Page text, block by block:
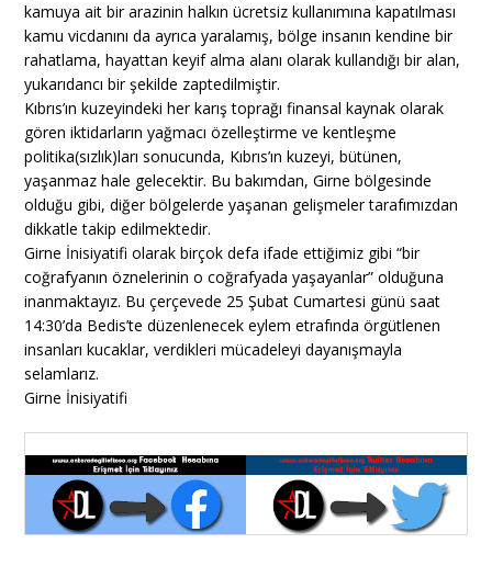
kamuya ait bir arazinin halkın ücretsiz kullanımına kapatılması
kamu vicdanını da ayrıca yaralamış, bölge insanın kendine bir
rahatlama, hayattan keyif alma alanı olarak kullandığı bir alan,
yukarıdancı bir şekilde zaptedilmiştir.
Kıbrıs’ın kuzeyindeki her karış toprağı finansal kaynak olarak
gören iktidarların yağmacı özelleştirme ve kentleşme
politika(sızlık)ları sonucunda, Kıbrıs’ın kuzeyi, bütünen,
yaşanmaz hale gelecektir. Bu bakımdan, Girne bölgesinde
olduğu gibi, diğer bölgelerde yaşanan gelişmeler tarafımızdan
dikkatle takip edilmektedir.
Girne İnisiyatifi olarak birçok defa ifade ettiğimiz gibi “bir
coğrafyanın öznelerinin o coğrafyada yaşayanlar” olduğuna
inanmaktayız. Bu çerçevede 25 Şubat Cumartesi günü saat
14:30’da Bedis’te düzenlenecek eylem etrafında örgütlenen
insanları kucaklar, verdikleri mücadeleyi dayanışmayla
selamlarız.
Girne İnisiyatifi